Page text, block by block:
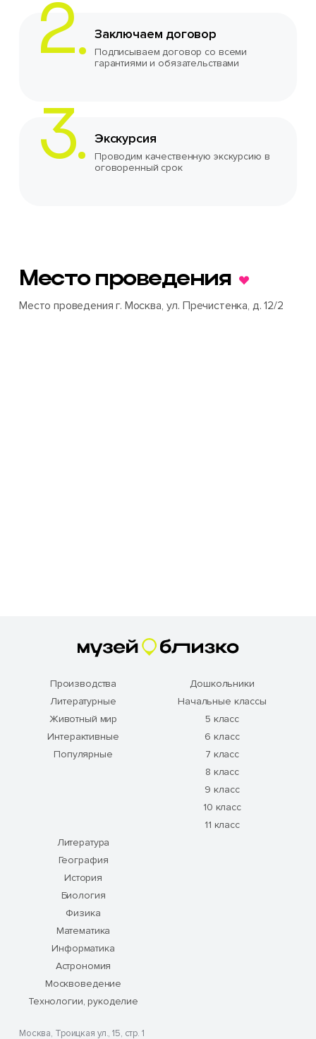
Заключаем договор
Подписываем договор со всеми
гарантиями и обязательствами
Экскурсия
Проводим качественную экскурсию в
оговоренный срок
Место проведения
Место проведения г. Москва, ул. Пречистенка, д. 12/2
Москва, Троицкая ул., 15, стр. 1
Производства
Литературные
Животный мир
Интерактивные
Популярные
Дошкольники
Начальные классы
5 класс
6 класс
7 класс
8 класс
9 класс
10 класс
11 класс
Литература
География
История
Биология
Физика
Математика
Информатика
Астрономия
Москвоведение
Технологии, рукоделие